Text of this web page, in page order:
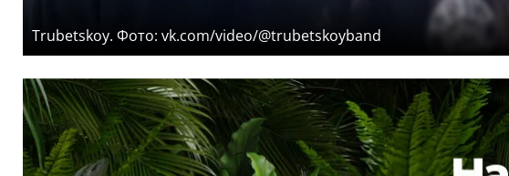
Trubetskoy. Фото: vk.com/video/@trubetskoyband